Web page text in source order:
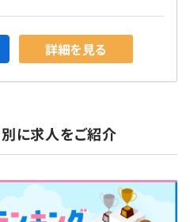
詳細を見る
に求人をご紹介